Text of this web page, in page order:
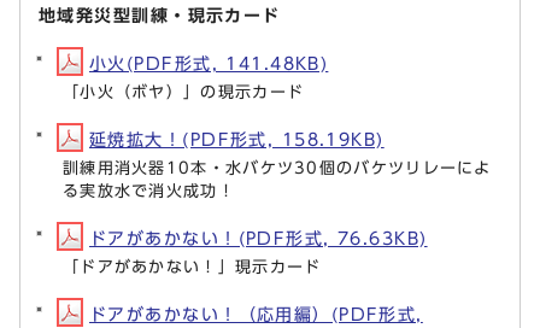
地域発災型訓練・現示カード
小火(PDF形式, 141.48KB)
「小火（ボヤ）」の現示カード
延焼拡大！(PDF形式, 158.19KB)
訓練用消火器10本・水バケツ30個のバケツリレーによ
る実放水で消火成功！
ドアがあかない！(PDF形式, 76.63KB)
「ドアがあかない！」現示カード
ドアがあかない！（応用編）(PDF形式,